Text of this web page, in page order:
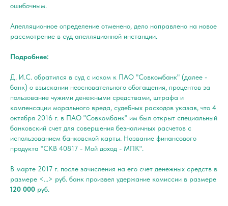
ошибочным.
Апелляционное определение отменено, дело направлено на новое
рассмотрение в суд апелляционной инстанции.
Подробнее:
Д. И.С. обратился в суд с иском к ПАО "Совкомбанк" (далее -
банк) о взыскании неосновательного обогащения, процентов за
пользование чужими денежными средствами, штрафа и
компенсации морального вреда, судебных расходов указав, что 4
октября 2016 г. в ПАО "Совкомбанк" им был открыт специальный
банковский счет для совершения безналичных расчетов с
использованием банковской карты. Название финансового
продукта "СКВ 40817 - Мой доход - МПК".
В марте 2017 г. после зачисления на его счет денежных средств в
размере <...> руб. банк произвел удержание комиссии в размере
120 000 руб.